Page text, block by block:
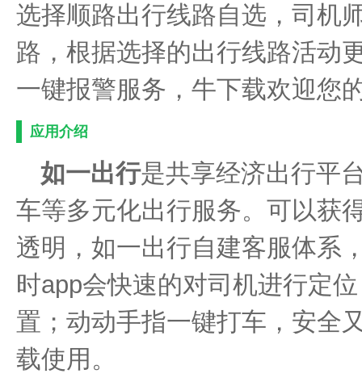
选择顺路出行线路自选，司机
路，根据选择的出行线路活动
一键报警服务，牛下载欢迎您
应用介绍
如一出行是共享经济出行平
车等多元化出行服务。可以获
透明，如一出行自建客服体系
时app会快速的对司机进行定
置；动动手指一键打车，安全
载使用。